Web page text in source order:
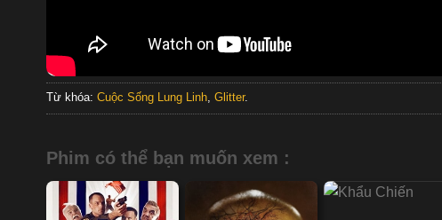
Từ khóa: Cuộc Sống Lung Linh Glitter.
Phim có thể bạn muốn xem :